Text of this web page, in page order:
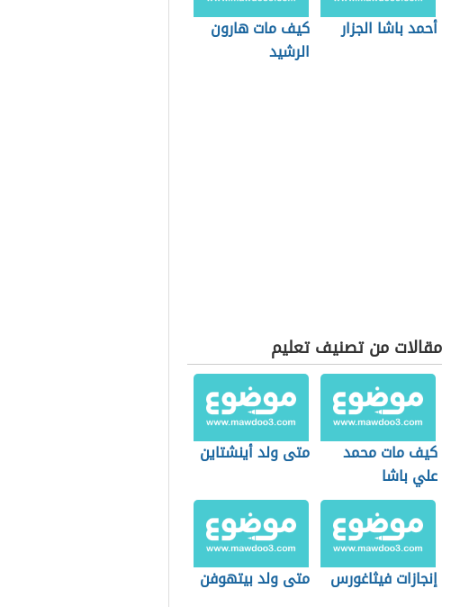
أحمد باشا الجزار
كيف مات هارون
الرشيد
مقالات من تصنيف تعليم
كيف مات محمد
علي باشا
متى ولد أينشتاين
إنجازات فيثاغورس متى ولد بيتهوفن